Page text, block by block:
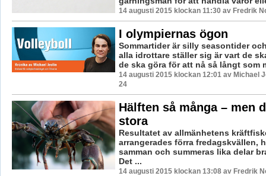
14 augusti 2015 klockan 11:30 av Fredrik
I olympiernas ögon
Sommartider är silly seasontider
alla idrottare ställer sig är vart de
de ska göra för att nå så långt som
14 augusti 2015 klockan 12:01 av Michael
24
Hälften så många – men
stora
Resultatet av allmänhetens
arrangerades förra fredagskvällen,
samman och summeras lika delar
Det ...
14 augusti 2015 klockan 13:08 av Fredrik